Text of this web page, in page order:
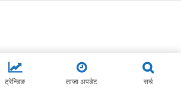
ट्रेन्डिङ ताजा अपडेट सर्च